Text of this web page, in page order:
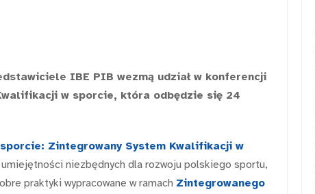
IBE PIB wezmą udział w konferencji
w sporcie, która odbędzie się 24
Zintegrowany System Kwalifikacji w
niezbędnych dla rozwoju polskiego sportu,
praktyki wypracowane w ramach Zintegrowanego